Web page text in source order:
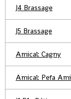
J4 Brassage
J5 Brassage
Amical: Cagny
Amical: Pefa